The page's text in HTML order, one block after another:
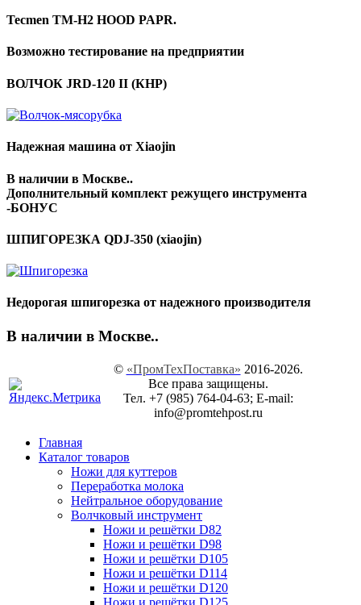
Tecmen TM-H2 HOOD PAPR.
Возможно тестирование на предприятии
ВОЛЧОК JRD-120 II (КНР)
Надежная машина от Xiaojin
В наличии в Москве..
Дополнительный комплект режущего инструмента
-БОНУС
ШПИГОРЕЗКА QDJ-350 (xiaojin)
Недорогая шпигорезка от надежного производителя
В наличии в Москве..
© «ПромТехПоставка» 2016-2026.
Все права защищены.
Тел. +7 (985) 764-04-63; E-mail:
info@promtehpost.ru
Главная
Каталог товаров
Ножи для куттеров
Переработка молока
Нейтральное оборудование
Волчковый инструмент
Ножи и решётки D82
Ножи и решётки D98
Ножи и решётки D105
Ножи и решётки D114
Ножи и решётки D120